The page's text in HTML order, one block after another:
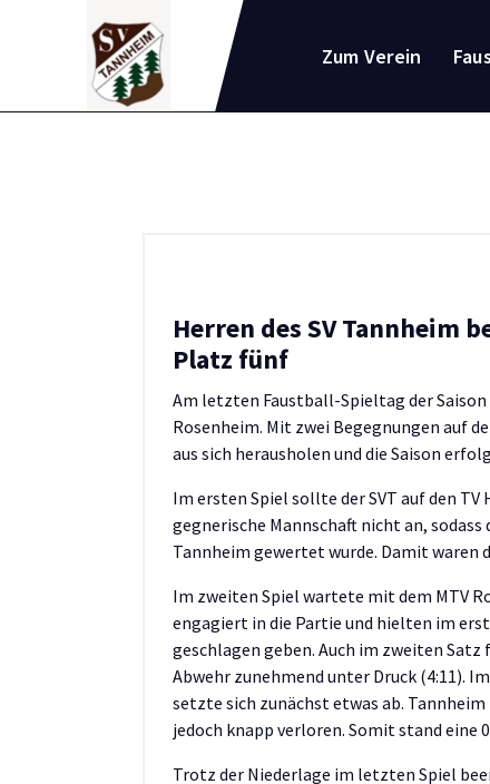
Zum Verein
Herren des SV Tannheim
Platz fünf
Am letzten Faustball-Spieltag der
Rosenheim. Mit zwei Begegnungen auf
aus sich herausholen und die Saison
Im ersten Spiel sollte der SVT auf den
gegnerische Mannschaft nicht an,
Tannheim gewertet wurde. Damit waren
Im zweiten Spiel wartete mit dem MTV
engagiert in die Partie und hielten im
geschlagen geben. Auch im zweiten Satz
Abwehr zunehmend unter Druck (4:11).
setzte sich zunächst etwas ab.
jedoch knapp verloren. Somit stand eine
Trotz der Niederlage im letzten Spiel